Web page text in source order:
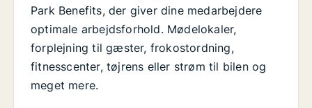
Park Benefits, der giver dine medarbejdere
optimale arbejdsforhold. Mødelokaler,
forplejning til gæster, frokostordning,
fitnesscenter, tøjrens eller strøm til bilen og
meget mere.